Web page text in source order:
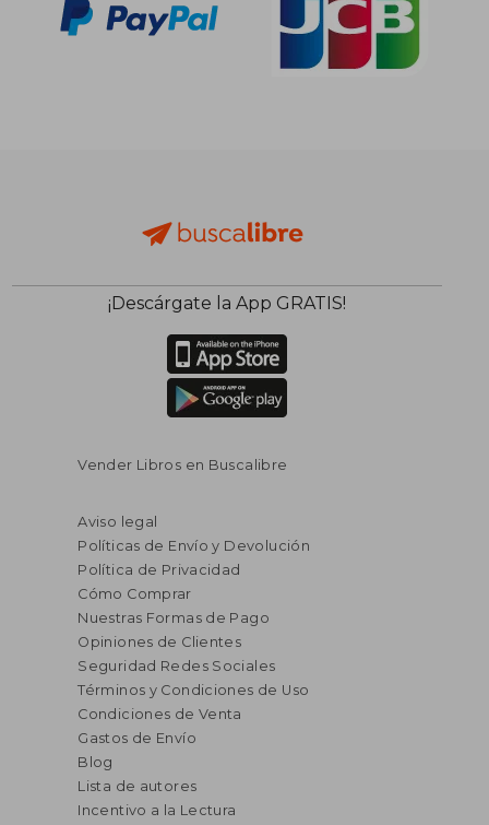
¡Descárgate la App GRATIS!
Vender Libros en Buscalibre
Aviso legal
Políticas de Envío y Devolución
Política de Privacidad
Cómo Comprar
Nuestras Formas de Pago
Opiniones de Clientes
Seguridad Redes Sociales
Términos y Condiciones de Uso
Condiciones de Venta
Gastos de Envío
Blog
Lista de autores
Incentivo a la Lectura